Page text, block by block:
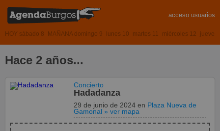
acceso usuarios
HOY sábado 8 MAÑANA domingo 9 lunes 10 martes 11 miércoles 12 jueves
Hace 2 años...
Concierto
Hadadanza
29 de junio de 2024en Plaza Nueva de
Gamonal » ver mapa